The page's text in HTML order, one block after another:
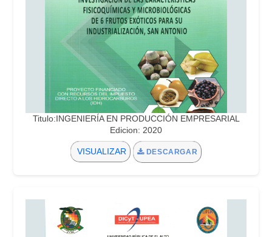
Titulo:INGENIERÍA EN PRODUCCIÓN EMPRESARIAL
Edicion: 2020
VISUALIZAR DESCARGAR